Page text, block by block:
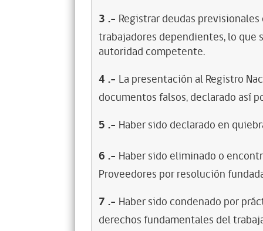
3 .- Registrar deudas
trabajadores dependientes, lo
autoridad competente.
4 .- La presentación al Registro
documentos falsos, declarado así
5 .- Haber sido declarado en
6 .- Haber sido eliminado o
Proveedores por resolución
7 .- Haber sido condenado por
derechos fundamentales del